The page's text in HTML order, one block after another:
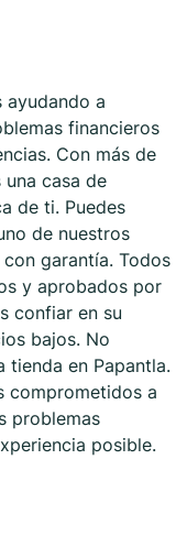
ayudando a
financieros
Con más de
casa de
de ti. Puedes
de nuestros
garantía. Todos
y aprobados por
confiar en su
bajos. No
tienda en Papantla.
comprometidos a
problemas
posible.